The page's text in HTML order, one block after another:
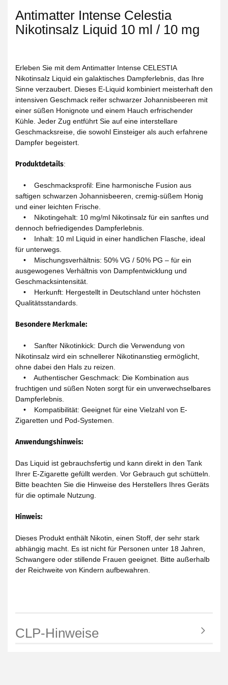
Antimatter Intense Celestia
Nikotinsalz Liquid 10 ml / 10 mg
Erleben Sie mit dem Antimatter Intense CELESTIA
Nikotinsalz Liquid ein galaktisches Dampferlebnis, das Ihre
Sinne verzaubert. Dieses E-Liquid kombiniert meisterhaft den
intensiven Geschmack reifer schwarzer Johannisbeeren mit
einer süßen Honignote und einem Hauch erfrischender
Kühle. Jeder Zug entführt Sie auf eine interstellare
Geschmacksreise, die sowohl Einsteiger als auch erfahrene
Dampfer begeistert.
Produktdetails:
• Geschmacksprofil: Eine harmonische Fusion aus
saftigen schwarzen Johannisbeeren, cremig-süßem Honig
und einer leichten Frische.
• Nikotingehalt: 10 mg/ml Nikotinsalz für ein sanftes und
dennoch befriedigendes Dampferlebnis.
• Inhalt: 10 ml Liquid in einer handlichen Flasche, ideal
für unterwegs.
• Mischungsverhältnis: 50% VG / 50% PG – für ein
ausgewogenes Verhältnis von Dampfentwicklung und
Geschmacksintensität.
• Herkunft: Hergestellt in Deutschland unter höchsten
Qualitätsstandards.
Besondere Merkmale:
• Sanfter Nikotinkick: Durch die Verwendung von
Nikotinsalz wird ein schnellerer Nikotinanstieg ermöglicht,
ohne dabei den Hals zu reizen.
• Authentischer Geschmack: Die Kombination aus
fruchtigen und süßen Noten sorgt für ein unverwechselbares
Dampferlebnis.
• Kompatibilität: Geeignet für eine Vielzahl von E-
Zigaretten und Pod-Systemen.
Anwendungshinweis:
Das Liquid ist gebrauchsfertig und kann direkt in den Tank
Ihrer E-Zigarette gefüllt werden. Vor Gebrauch gut schütteln.
Bitte beachten Sie die Hinweise des Herstellers Ihres Geräts
für die optimale Nutzung.
Hinweis:
Dieses Produkt enthält Nikotin, einen Stoff, der sehr stark
abhängig macht. Es ist nicht für Personen unter 18 Jahren,
Schwangere oder stillende Frauen geeignet. Bitte außerhalb
der Reichweite von Kindern aufbewahren.
CLP-Hinweise